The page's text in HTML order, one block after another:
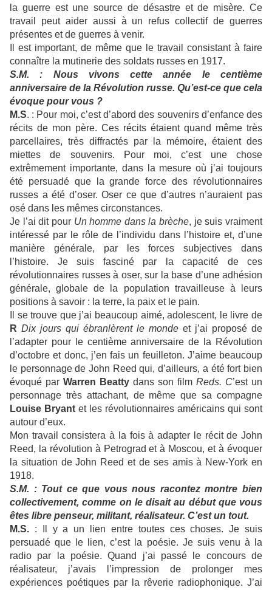
la guerre est une source de désastre et de misère. Ce
travail peut aider aussi à un refus collectif de guerres
présentes et de guerres à venir.
Il est important, de même que le travail consistant à faire
connaître la mutinerie des soldats russes en 1917.
S.M. : Nous vivons cette année le centième
anniversaire de la Révolution russe. Qu’est-ce que cela
évoque pour vous ?
M.S. : Pour moi, c’est d’abord des souvenirs d’enfance des
récits de mon père. Ces récits étaient quand même très
parcellaires, très diffractés par la mémoire, étaient des
miettes de souvenirs. Pour moi, c’est une chose
extrêmement importante, dans la mesure où j’ai toujours
été persuadé que la grande force des révolutionnaires
russes a été d’oser. Oser ce que d’autres n’auraient pas
osé dans les mêmes circonstances.
Je l’ai dit pour Un homme dans la brèche, je suis vraiment
intéressé par le rôle de l’individu dans l’histoire et, d’une
manière générale, par les forces subjectives dans
l’histoire. Je suis fasciné par la capacité de ces
révolutionnaires russes à oser, sur la base d’une adhésion
générale, globale de la population travailleuse à leurs
positions à savoir : la terre, la paix et le pain.
Il se trouve que j’ai beaucoup aimé, adolescent, le livre de
R Dix jours qui ébranlèrent le monde et j’ai proposé de
l’adapter pour le centième anniversaire de la Révolution
d’octobre et donc, j’en fais un feuilleton. J’aime beaucoup
le personnage de John Reed qui, d’ailleurs, a été fort bien
évoqué par Warren Beatty dans son film Reds. C’est un
personnage très attachant, de même que sa compagne
Louise Bryant et les révolutionnaires américains qui sont
autour d’eux.
Mon travail consistera à la fois à adapter le récit de John
Reed, la révolution à Petrograd et à Moscou, et à évoquer
la situation de John Reed et de ses amis à New-York en
1918.
S.M. : Tout ce que vous nous racontez montre bien
collectivement, comme on le disait au début que vous
êtes libre penseur, militant, réalisateur. C’est un tout.
M.S. : Il y a un lien entre toutes ces choses. Je suis
persuadé que le lien, c’est la poésie. Je suis venu à la
radio par la poésie. Quand j’ai passé le concours de
réalisateur, j’avais l’impression de prolonger mes
expériences poétiques par la rêverie radiophonique. J’ai